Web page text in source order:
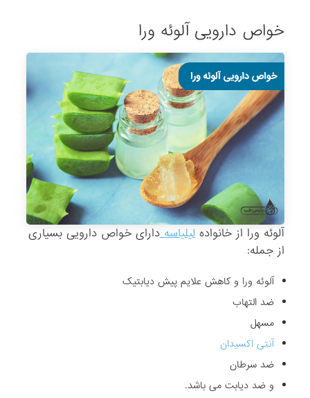
خواص دارویی آلوئه ورا
آلوئه ورا از خانوادهلیلیاسهدارای خواص دارویی بسیاری
از جمله:
آلوئه ورا و کاهش علایم پیش دیابتیک
ضد التهاب
مسهل
آنتی اکسیدان
ضد سرطان
و ضد دیابت می باشد.